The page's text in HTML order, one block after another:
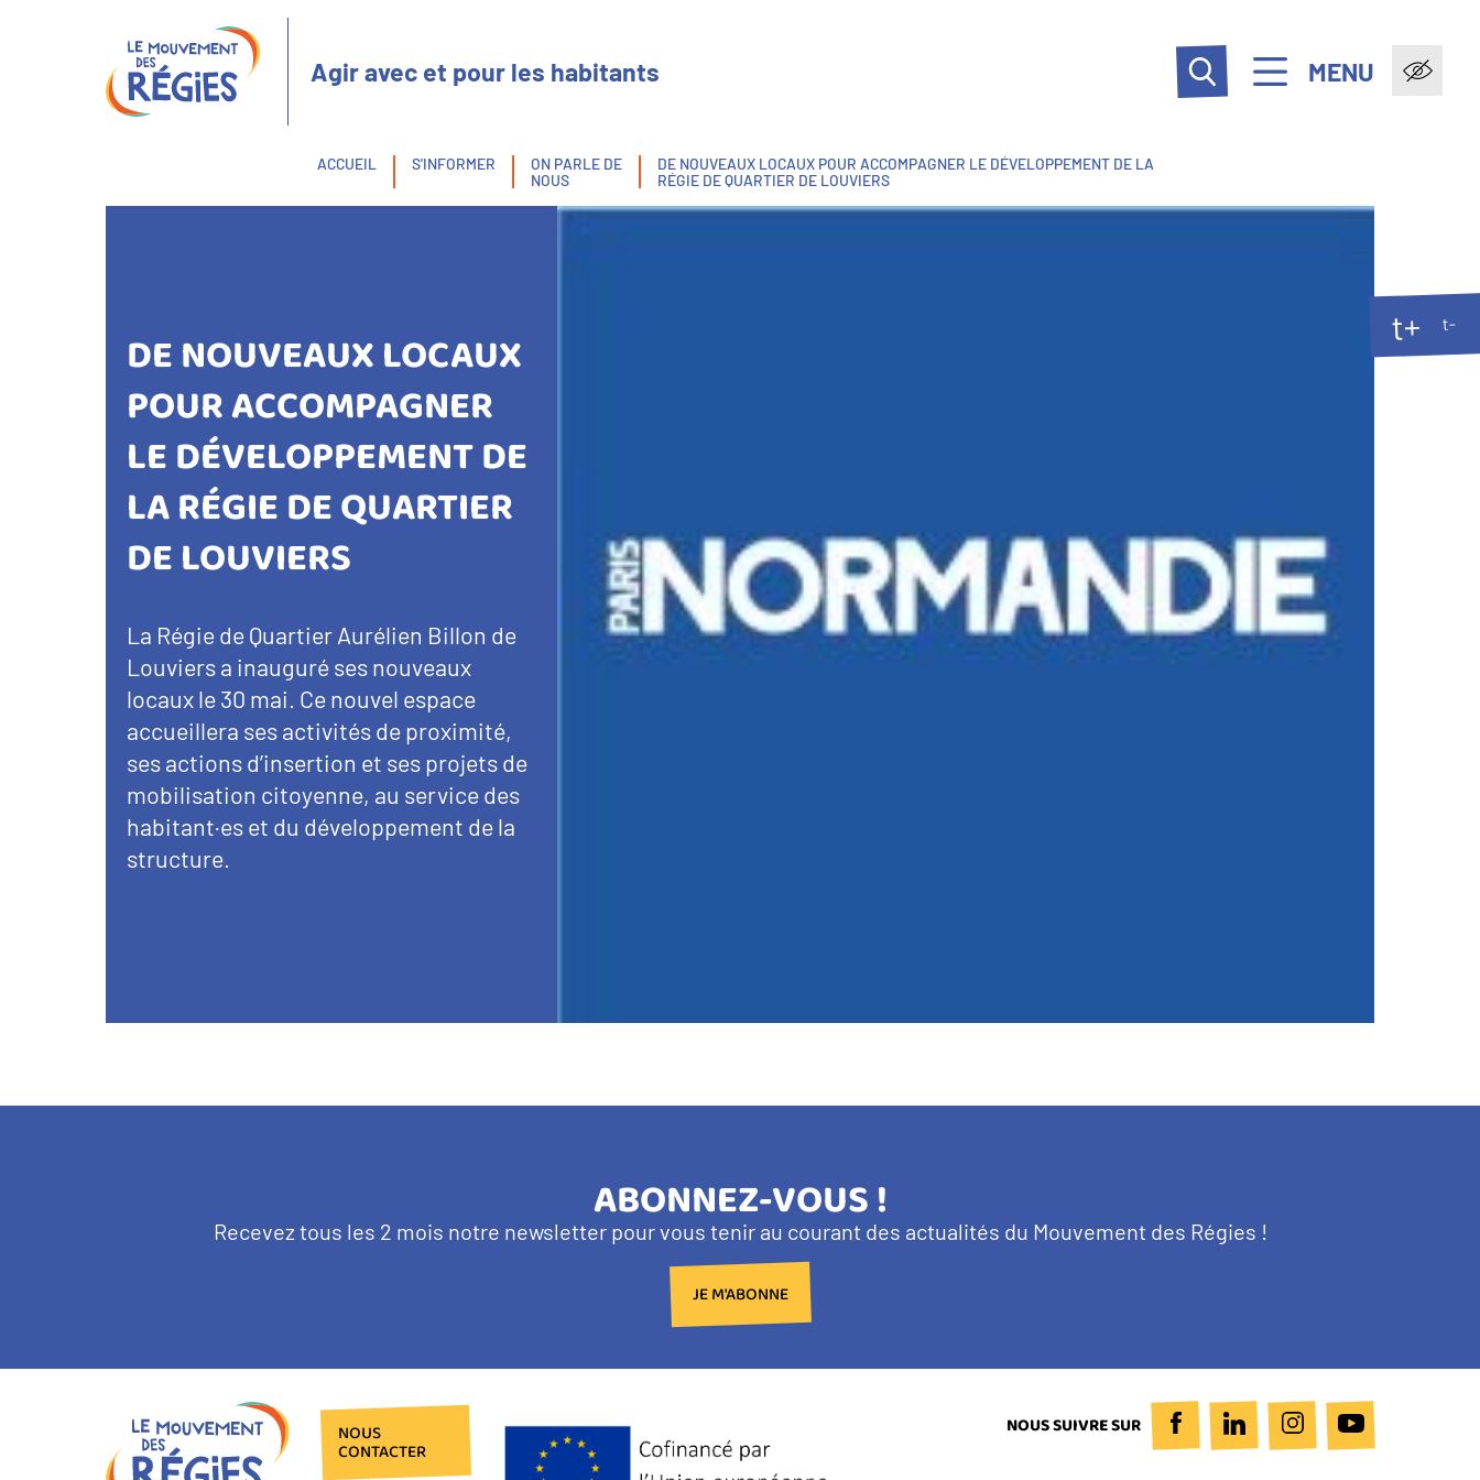
Agir avec et pour les habitants MENU
Fil
ACCUEIL S'INFORMER
ON PARLE DE
NOUS
DE NOUVEAUX LOCAUX POUR ACCOMPAGNER LE DÉVELOPPEMENT DE LA
RÉGIE DE QUARTIER DE LOUVIERS
DE NOUVEAUX LOCAUX
POUR ACCOMPAGNER
LE DÉVELOPPEMENT DE
LA RÉGIE DE QUARTIER
DE LOUVIERS
La Régie de Quartier Aurélien Billon de
Louviers a inauguré ses nouveaux
locaux le 30 mai. Ce nouvel espace
accueillera ses activités de proximité,
ses actions d’insertion et ses projets de
mobilisation citoyenne, au service des
habitant·es et du développement de la
structure.
TITRE
BANDEAU
NEWSLETTER
ABONNEZ-VOUS !
Texte
Recevez tous les 2 mois notre newsletter pour vous tenir au courant des actualités du Mouvement des Régies !
JE M'ABONNE
t+ t-
NOUS
CONTACTER
Logo
Europe
NOUS SUIVRE SUR